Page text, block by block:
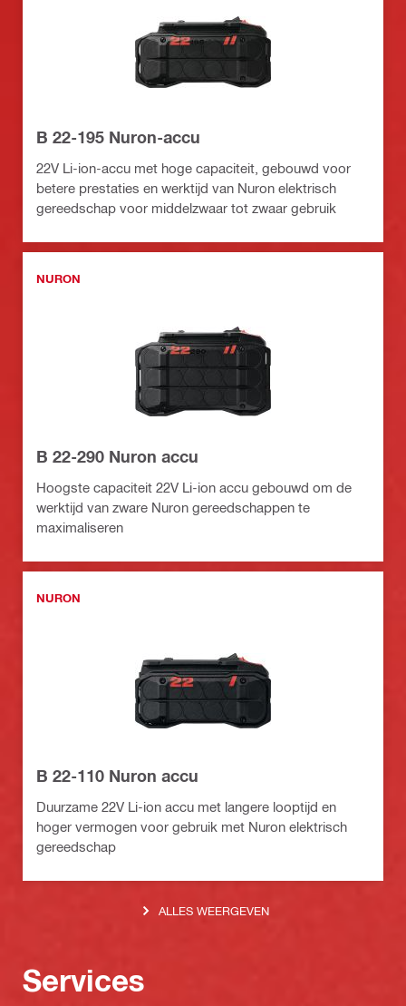
B 22-195 Nuron-accu
22V Li-ion-accu met hoge capaciteit, gebouwd voor
betere prestaties en werktijd van Nuron elektrisch
gereedschap voor middelzwaar tot zwaar gebruik
NURON
B 22-290 Nuron accu
Hoogste capaciteit 22V Li-ion accu gebouwd om de
werktijd van zware Nuron gereedschappen te
maximaliseren
NURON
B 22-110 Nuron accu
Duurzame 22V Li-ion accu met langere looptijd en
hoger vermogen voor gebruik met Nuron elektrisch
gereedschap
ALLES WEERGEVEN
Services